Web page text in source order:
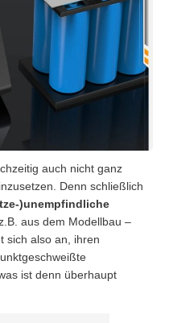
auch nicht ganz
Denn schließlich
)unempfindliche
aus dem Modellbau –
sich also an, ihren
ist denn überhaupt